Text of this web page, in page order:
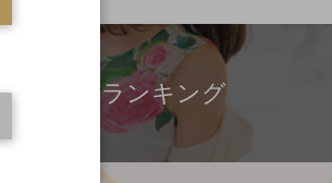
ランキング